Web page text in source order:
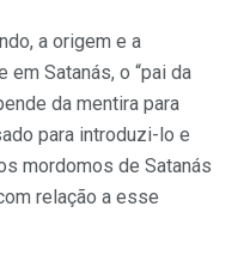
a origem e a
em Satanás, o “pai da
da mentira para
para introduzi-lo e
mordomos de Satanás
relação a esse